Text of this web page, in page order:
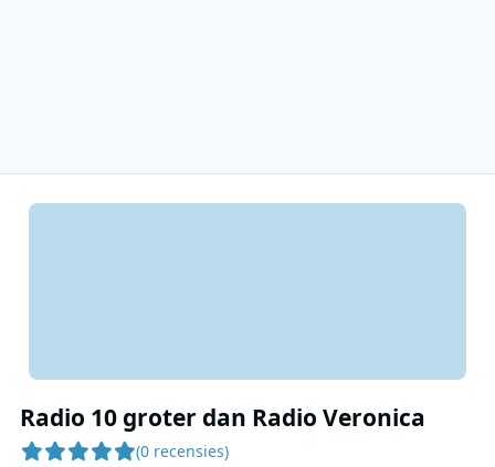
Radio 10 groter dan Radio Veronica
(0 recensies)